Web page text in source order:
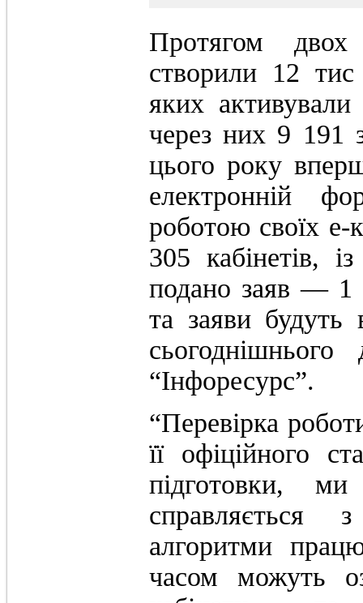
Протягом двох
створили 12 тис
яких
через них 9 191
цього року
електронній
роботою своїх е-
305 кабінетів,
подано заяв — 1
та заяви будуть
“Інфоресурс”.
“Перевірка
її офіційного
підготовки,
справляється
алгоритми
часом можуть